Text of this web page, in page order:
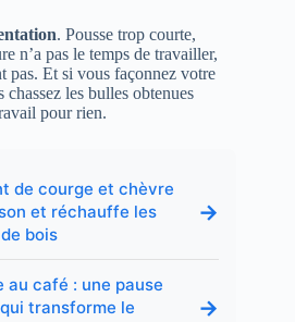
. Pousse trop courte,
n’a pas le temps de travailler,
pas. Et si vous façonnez votre
les bulles obtenues
pour rien.
de courge et chèvre
et réchauffe les
bois
→
au café : une pause
transforme le
→